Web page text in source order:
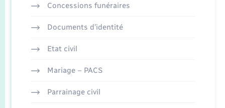
Concessions funéraires
Documents d’identité
Etat civil
Mariage – PACS
Parrainage civil